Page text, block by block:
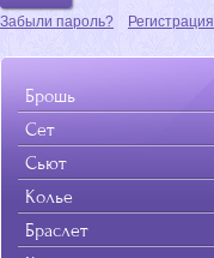
Забыли пароль? Регистрация
Брошь
Сет
Сьют
Колье
Браслет